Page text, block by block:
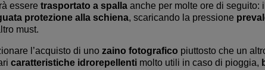
essere trasportato a spalla anche per molte ore di seguito:
protezione alla schiena, scaricando la pressione
must.
l’acquisto di uno zaino fotografico piuttosto che un
caratteristiche idrorepellenti molto utili in caso di pioggia,